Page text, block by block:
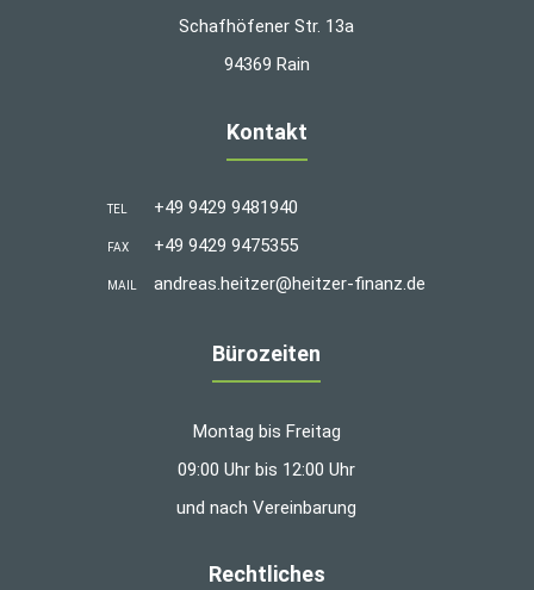
Schafhöfener Str. 13a
94369 Rain
Kontakt
TEL +49 9429 9481940
FAX +49 9429 9475355
MAIL andreas.heitzer@heitzer-finanz.de
Bürozeiten
Montag bis Freitag
09:00 Uhr bis 12:00 Uhr
und nach Vereinbarung
Rechtliches